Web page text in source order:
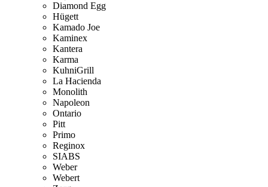
Diamond Egg
Hügett
Kamado Joe
Kaminex
Kantera
Karma
KuhniGrill
La Hacienda
Monolith
Napoleon
Ontario
Pitt
Primo
Reginox
SIABS
Weber
Webert